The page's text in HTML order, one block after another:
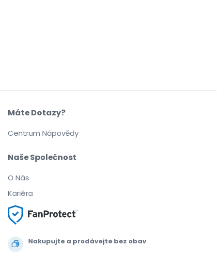
Nakupujte a prodávejte bez obav
Naše Společnost
O Nás
Kariéra
Máte Dotazy?
Centrum Nápovědy